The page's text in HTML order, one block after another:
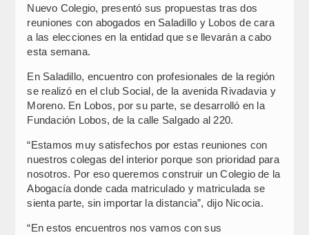
Nuevo Colegio, presentó sus propuestas tras dos
reuniones con abogados en Saladillo y Lobos de cara
a las elecciones en la entidad que se llevarán a cabo
esta semana.
En Saladillo, encuentro con profesionales de la región
se realizó en el club Social, de la avenida Rivadavia y
Moreno. En Lobos, por su parte, se desarrolló en la
Fundación Lobos, de la calle Salgado al 220.
“Estamos muy satisfechos por estas reuniones con
nuestros colegas del interior porque son prioridad para
nosotros. Por eso queremos construir un Colegio de la
Abogacía donde cada matriculado y matriculada se
sienta parte, sin importar la distancia”, dijo Nicocia.
“En estos encuentros nos vamos con sus